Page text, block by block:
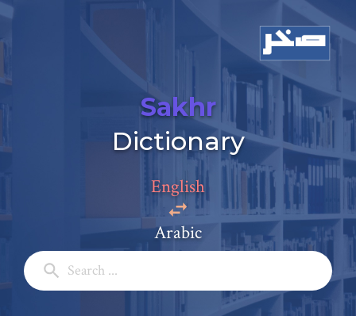
Sakhr
Dictionary
English
Arabic
Add a comment
Full Name: *